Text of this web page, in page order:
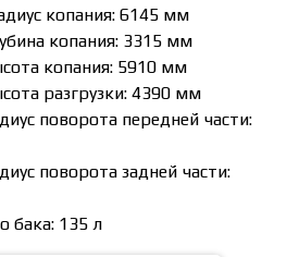
копания: 6145 мм
копания: 3315 мм
копания: 5910 мм
разгрузки: 4390 мм
поворота передней части:
поворота задней части:
бака: 135 л